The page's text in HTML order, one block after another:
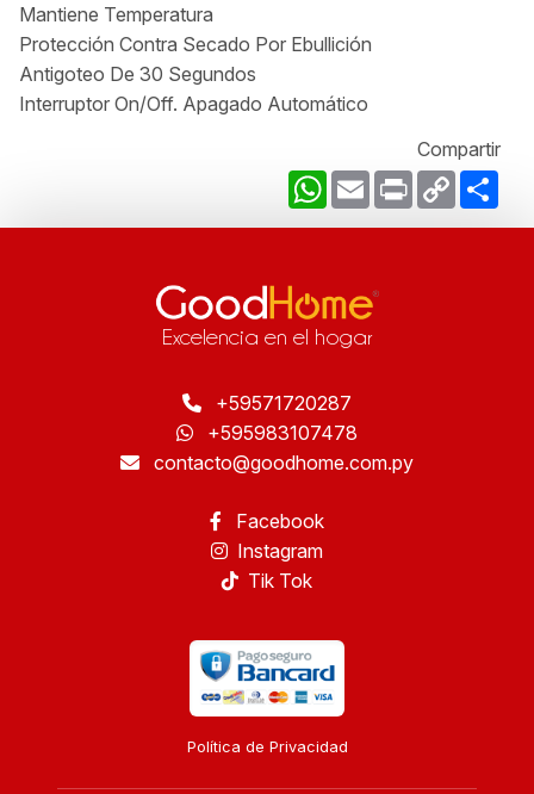
Mantiene Temperatura
Protección Contra Secado Por Ebullición
Antigoteo De 30 Segundos
Interruptor On/Off. Apagado Automático
Compartir
WhatsApp
Email Print Copy
Link
Excelencia en el hogar
+59571720287
+595983107478
contacto@goodhome.com.py
Facebook
Instagram
Tik Tok
Política de Privacidad